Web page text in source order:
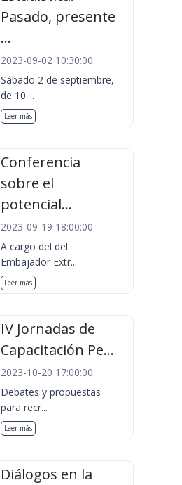
Pasado, presente
...
2023-09-02 10:30:00
Sábado 2 de septiembre,
de 10....
Leer más
Conferencia
sobre el
potencial...
2023-09-19 18:00:00
A cargo del del
Embajador Extr...
Leer más
IV Jornadas de
Capacitación Pe...
2023-10-20 17:00:00
Debates y propuestas
para recr...
Leer más
Diálogos en la